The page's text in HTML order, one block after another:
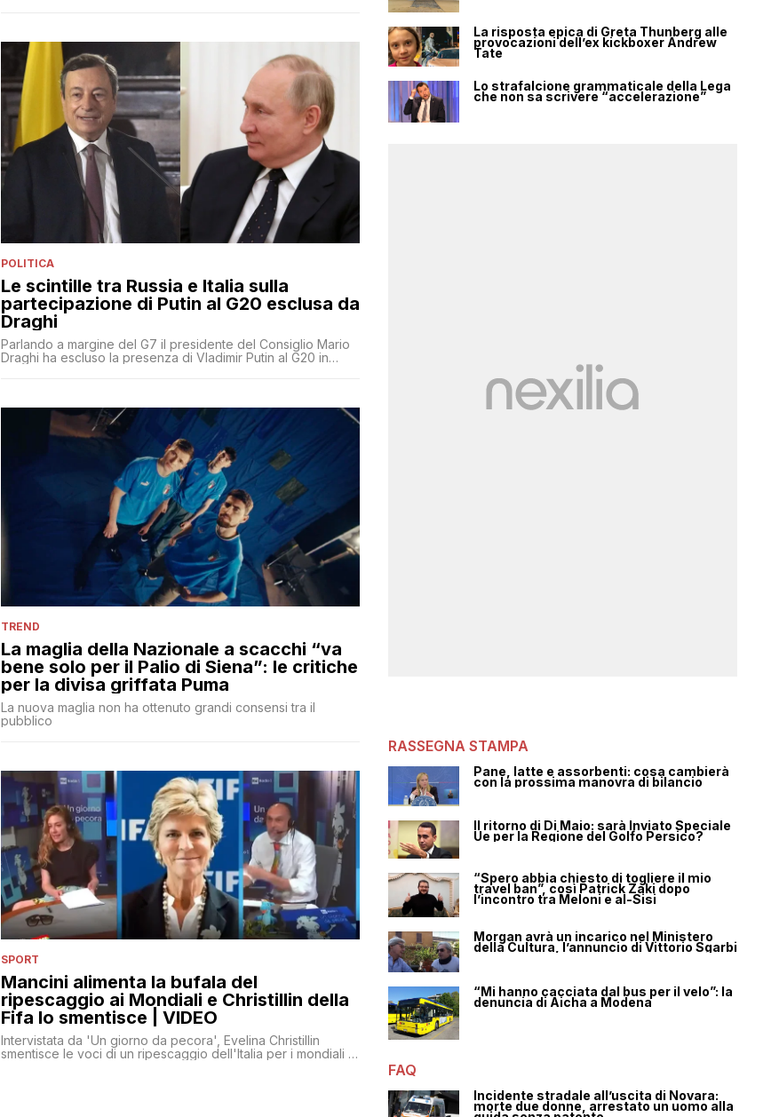
POLITICA
Le scintille tra Russia e Italia sulla
partecipazione di Putin al G20 esclusa da
Draghi
Parlando a margine del G7 il presidente del Consiglio Mario
Draghi ha escluso la presenza di Vladimir Putin al G20 in
TREND
La maglia della Nazionale a scacchi “va
bene solo per il Palio di Siena”: le critiche
per la divisa griffata Puma
La nuova maglia non ha ottenuto grandi consensi tra il
pubblico
SPORT
Mancini alimenta la bufala del
ripescaggio ai Mondiali e Christillin della
Fifa lo smentisce | VIDEO
Intervistata da 'Un giorno da pecora', Evelina Christillin
smentisce le voci di un ripescaggio dell'Italia per i mondiali di
La risposta epica di Greta Thunberg alle
provocazioni dell’ex kickboxer Andrew
Tate
Lo strafalcione grammaticale della Lega
che non sa scrivere “accelerazione”
RASSEGNA STAMPA
Pane, latte e assorbenti: cosa cambierà
con la prossima manovra di bilancio
Il ritorno di Di Maio: sarà Inviato Speciale
Ue per la Regione del Golfo Persico?
“Spero abbia chiesto di togliere il mio
travel ban”, così Patrick Zaki dopo
l’incontro tra Meloni e al-Sisi
Morgan avrà un incarico nel Ministero
della Cultura, l’annuncio di Vittorio Sgarbi
“Mi hanno cacciata dal bus per il velo”: la
denuncia di Aicha a Modena
FAQ
Incidente stradale all’uscita di Novara:
morte due donne, arrestato un uomo alla